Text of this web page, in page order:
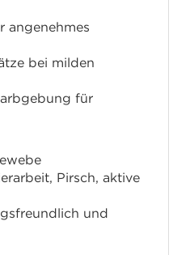
angenehmes
bei milden
für
Pirsch, aktive
und